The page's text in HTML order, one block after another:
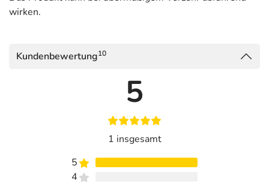
wirken.
Kundenbewertung10
5
1 insgesamt
5
4